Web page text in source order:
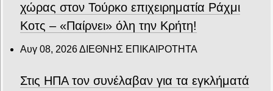
χώρας στον Τούρκο επιχειρηματία Ράχμι
Κοτς – «Παίρνει» όλη την Κρήτη!
Αυγ 08, 2026ΔΙΕΘΝΗΣ ΕΠΙΚΑΙΡΟΤΗΤΑ
Στις ΗΠΑ τον συνέλαβαν για τα εγκλήματά